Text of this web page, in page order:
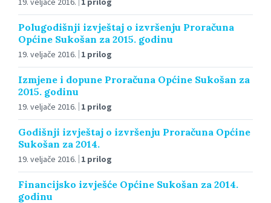
Polugodišnji izvještaj o izvršenju Proračuna
Općine Sukošan za 2015. godinu
19. veljače 2016. 1 prilog
Izmjene i dopune Proračuna Općine Sukošan za
2015. godinu
19. veljače 2016. 1 prilog
Godišnji izvještaj o izvršenju Proračuna Općine
Sukošan za 2014.
19. veljače 2016. 1 prilog
Financijsko izvješće Općine Sukošan za 2014.
godinu